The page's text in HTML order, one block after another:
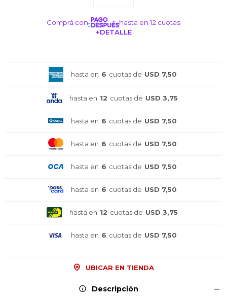
Comprá con
hasta en 12 cuotas
+DETALLE
hasta en 6 cuotas de USD 7,50
hasta en 12 cuotas de USD 3,75
hasta en 6 cuotas de USD 7,50
hasta en 6 cuotas de USD 7,50
hasta en 6 cuotas de USD 7,50
hasta en 6 cuotas de USD 7,50
hasta en 12 cuotas de USD 3,75
hasta en 6 cuotas de USD 7,50
UBICAR EN TIENDA
Descripción
¡Sumate a la forma más ágil de
comprar!
Comprá en 3 cuotas sin recargo o hasta en
12 cuotas * ¡Solo con tu cédula!
¡Sumate a la forma más ágil de
comprar!
Comprá en 3 cuotas sin recargo o hasta en
12 cuotas * ¡Solo con tu cédula!
¡Sumate a la forma más ágil de
comprar!
Comprá en 3 cuotas sin recargo o hasta en
12 cuotas * ¡Solo con tu cédula!